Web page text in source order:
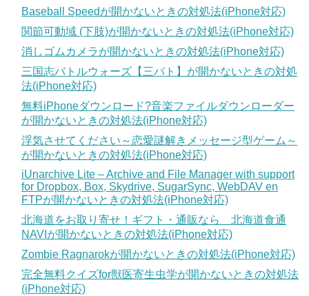
Baseball Speedが開かないときの対処法(iPhone対応)
関節可動域 (下肢)が開かないときの対処法(iPhone対応)
消しゴムカメラが開かないときの対処法(iPhone対応)
三国志バトルウォーズ【三バト】が開かないときの対処
法(iPhone対応)
無料iPhoneダウンロード?音楽ファイルダウンローダー
が開かないときの対処法(iPhone対応)
浮気させてください～恋愛謎解きメッセージ型ゲーム～
が開かないときの対処法(iPhone対応)
iUnarchive Lite – Archive and File Manager with support
for Dropbox, Box, Skydrive, SugarSync, WebDAV en
FTPが開かないときの対処法(iPhone対応)
北海道をお取り寄せ！ギフト・通販なら 北海道食通
NAVIが開かないときの対処法(iPhone対応)
Zombie Ragnarokが開かないときの対処法(iPhone対応)
完全無料クイズfor獣医寄生虫学が開かないときの対処法
(iPhone対応)